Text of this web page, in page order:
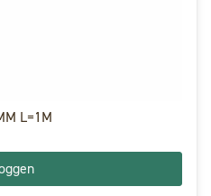
L=1M